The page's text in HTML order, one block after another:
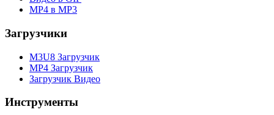
MP4 в MP3
Загрузчики
M3U8 Загрузчик
MP4 Загрузчик
Загрузчик Видео
Инструменты